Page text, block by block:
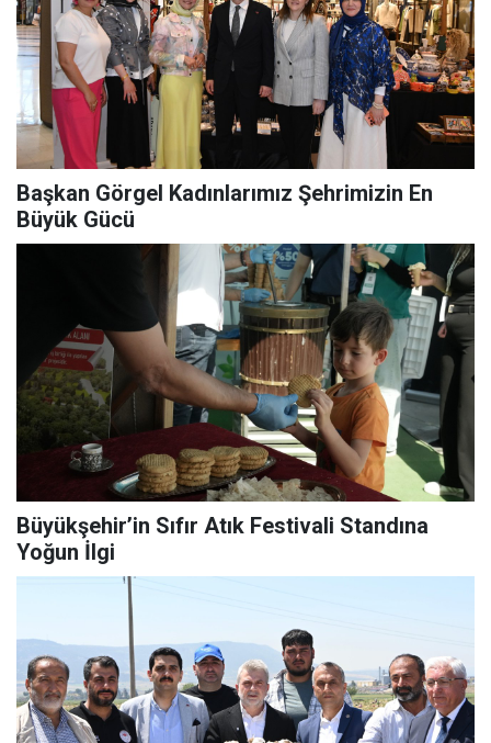
Başkan Görgel Kadınlarımız Şehrimizin En
Büyük Gücü
Büyükşehir’in Sıfır Atık Festivali Standına
Yoğun İlgi